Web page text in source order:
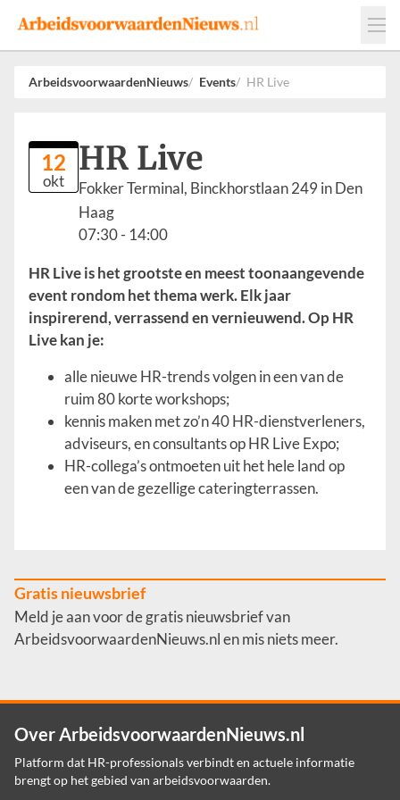
Events
Adverteren
Leveranciers
ArbeidsvoorwaardenNieuws Events HR Live
12
okt
HR Live
Fokker Terminal, Binckhorstlaan 249 in Den
Haag
07:30- 14:00
HR Live is het grootste en meest toonaangevende
event rondom het thema werk. Elk jaar
inspirerend, verrassend en vernieuwend. Op HR
Live kan je:
alle nieuwe HR-trends volgen in een van de
ruim 80 korte workshops;
kennis maken met zo’n 40 HR-dienstverleners,
adviseurs, en consultants op HR Live Expo;
HR-collega’s ontmoeten uit het hele land op
een van de gezellige cateringterrassen.
Gratis nieuwsbrief
Meld je aan voor de gratis nieuwsbrief van
ArbeidsvoorwaardenNieuws.nl en mis niets meer.
Over ArbeidsvoorwaardenNieuws.nl
Platform dat HR-professionals verbindt en actuele informatie
brengt op het gebied van arbeidsvoorwaarden.